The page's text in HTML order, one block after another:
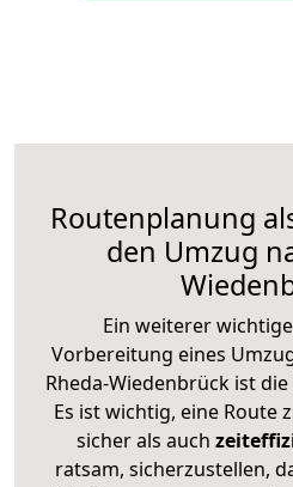
Routenplanung
den Umzug
Ein weiterer
Vorbereitung eines
Rheda-Wiedenbrück ist die
Es ist wichtig, eine Route
sicher als auch
ratsam, sicherzustellen,